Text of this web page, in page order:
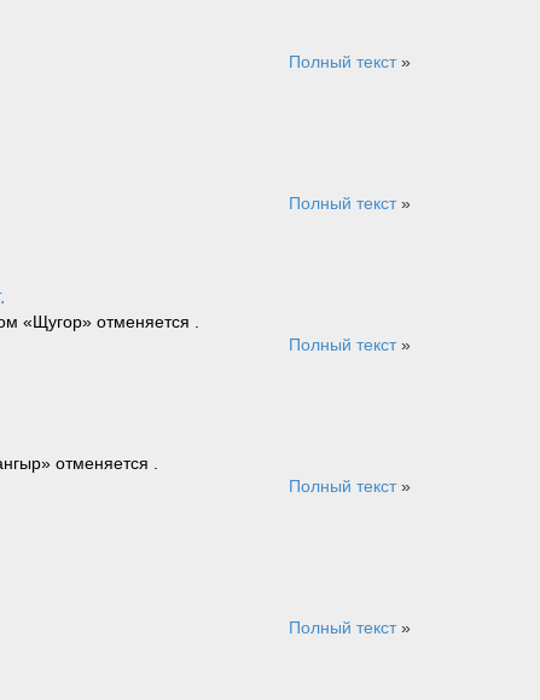
Полный текст»
Полный текст»
«Щугор» отменяется .
Полный текст»
отменяется .
Полный текст»
Полный текст»